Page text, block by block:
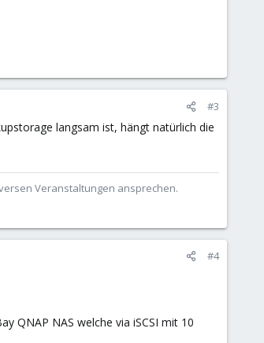
#3
langsam ist, hängt natürlich die
Veranstaltungen ansprechen.
#4
QNAP NAS welche via iSCSI mit 10